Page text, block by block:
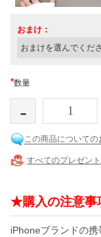
おまけ：
*数量
-
この商品について
すべてのプレゼン
★購入の注意
iPhoneブランドの携